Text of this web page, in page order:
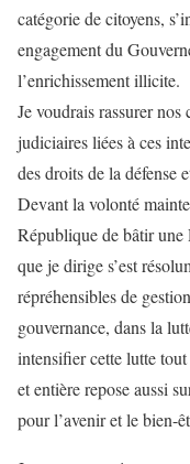
catégorie de citoyens,
engagement du
l’enrichissement illicite.
Je voudrais rassurer
judiciaires liées à ces
des droits de la défense
Devant la volonté
République de bâtir
que je dirige s’est
répréhensibles de
gouvernance, dans la
intensifier cette lutte
et entière repose aussi
pour l’avenir et le bien-